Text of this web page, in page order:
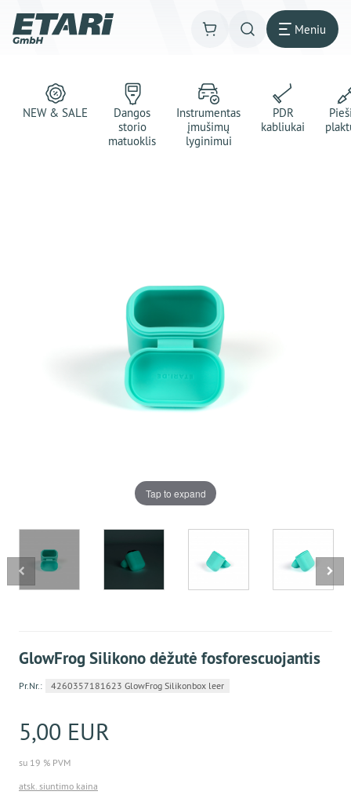
Meniu
NEW & SALE
Dangos
storio
matuoklis
Instrumentas
įmušimų
lyginimui
PDR
kabliukai
Tap to expand
GlowFrog Silikono dėžutė fosforescuojantis
Pr.Nr.: 4260357181623 GlowFrog Silikonbox leer
5,00 EUR
su 19 % PVM
atsk. siuntimo kaina